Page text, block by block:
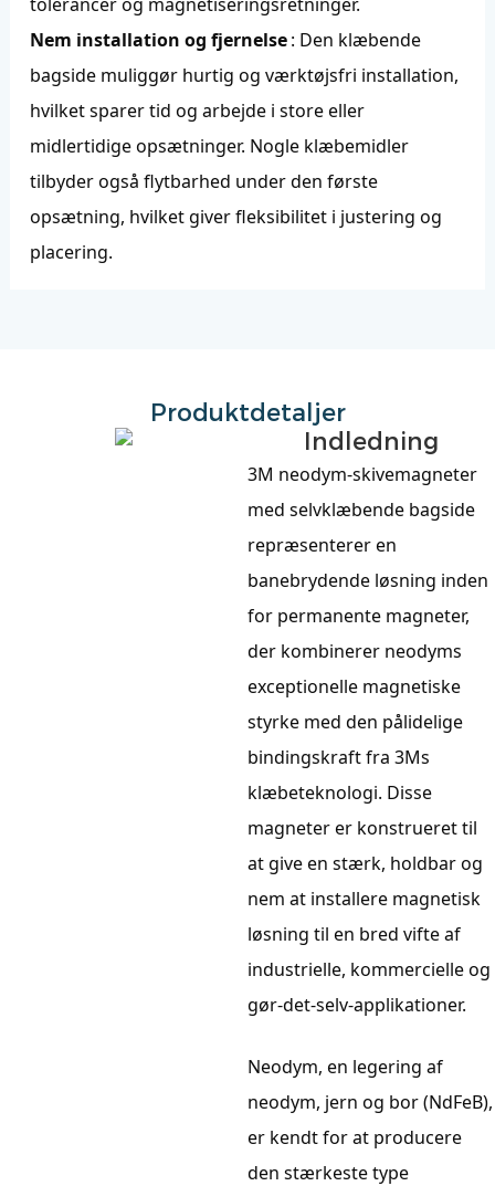
tolerancer og magnetiseringsretninger.
Nem installation og fjernelse: Den klæbende
bagside muliggør hurtig og værktøjsfri installation,
hvilket sparer tid og arbejde i store eller
midlertidige opsætninger. Nogle klæbemidler
tilbyder også flytbarhed under den første
opsætning, hvilket giver fleksibilitet i justering og
placering.
Produktdetaljer
Indledning
3M neodym-skivemagneter
med selvklæbende bagside
repræsenterer en
banebrydende løsning inden
for permanente magneter,
der kombinerer neodyms
exceptionelle magnetiske
styrke med den pålidelige
bindingskraft fra 3Ms
klæbeteknologi. Disse
magneter er konstrueret til
at give en stærk, holdbar og
nem at installere magnetisk
løsning til en bred vifte af
industrielle, kommercielle og
gør-det-selv-applikationer.
Neodym, en legering af
neodym, jern og bor (NdFeB),
er kendt for at producere
den stærkeste type